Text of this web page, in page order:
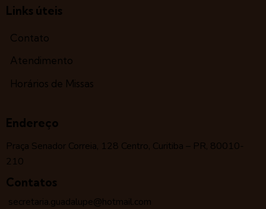
Links úteis
Contato
Atendimento
Horários de Missas
Endereço
Praça Senador Correia, 128 Centro, Curitiba – PR, 80010-
210
Contatos
secretaria.guadalupe@hotmail.com